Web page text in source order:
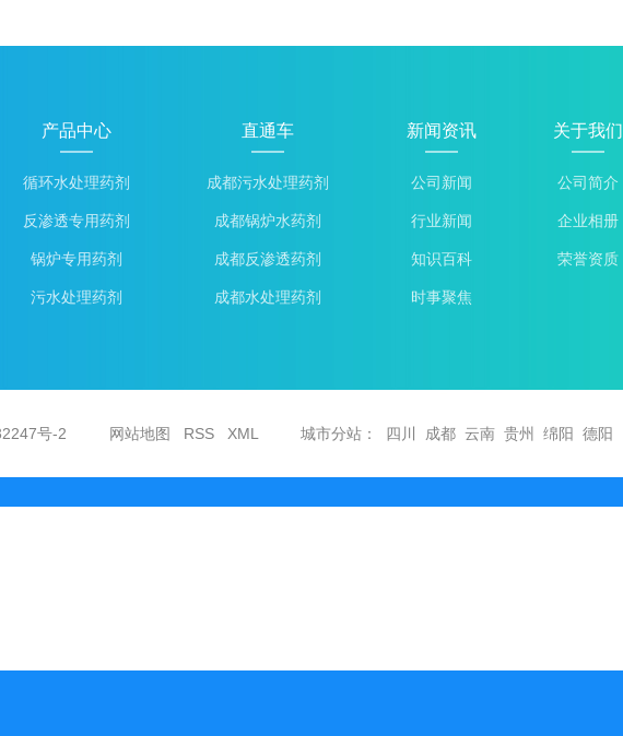
产品中心
循环水处理药剂
反渗透专用药剂
锅炉专用药剂
污水处理药剂
直通车
成都污水处理药剂
成都锅炉水药剂
成都反渗透药剂
成都水处理药剂
新闻资讯
公司新闻
行业新闻
知识百科
时事聚焦
关于我们
公司简介
企业相册
荣誉资质
号-2 网站地图 RSS XML 城市分站 ： 四川 成都 云南 贵州 绵阳 德阳